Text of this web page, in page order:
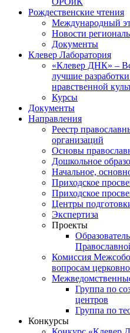
Рождественские чтения
Международный
Новости
Документы
Клевер Лаборатория
«Клевер ДНК» –
лучшие
нравственной
Курсы
Документы
Направления
Реестр
организаций
Основы
Дошкольное
Начальное,
Приходское
Приходское
Центры
Экспертиза
Проекты
Комиссия
вопросам
Группа по
центров
Группа по
Конкурсы